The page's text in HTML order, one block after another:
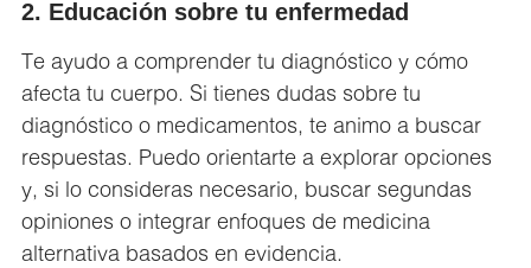
2. Educación sobre tu enfermedad
Te ayudo a comprender tu diagnóstico y cómo
afecta tu cuerpo. Si tienes dudas sobre tu
diagnóstico o medicamentos, te animo a buscar
respuestas. Puedo orientarte a explorar opciones
y, si lo consideras necesario, buscar segundas
opiniones o integrar enfoques de medicina
alternativa basados en evidencia.